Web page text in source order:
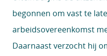
begonnen om vast te
arbeidsovereenkomst
Daarnaast verzocht hij